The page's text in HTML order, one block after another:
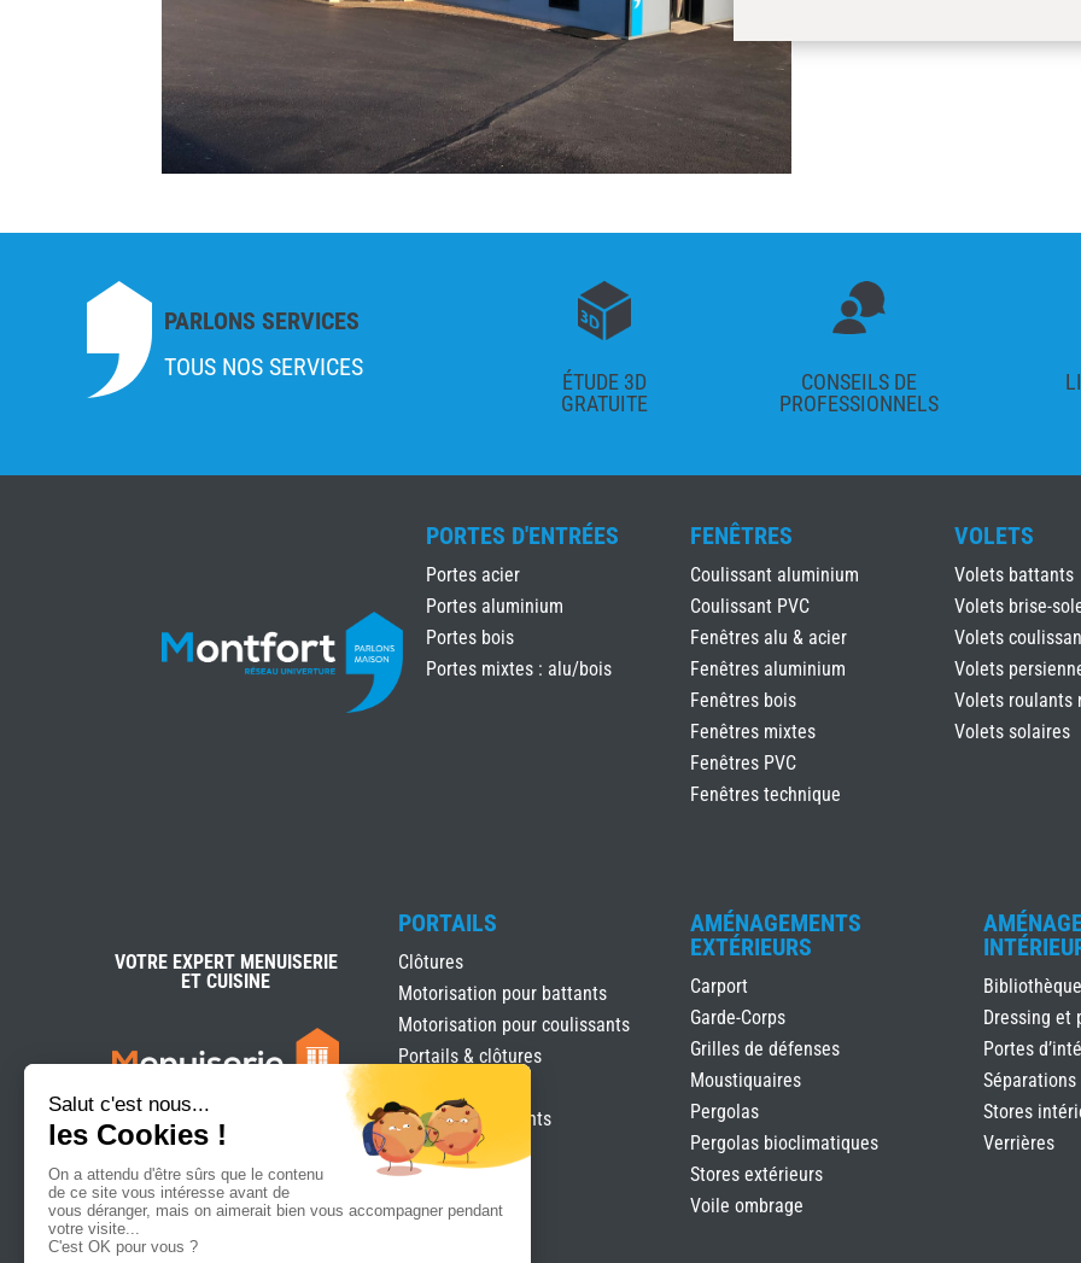
PARLONS SERVICES
TOUS NOS SERVICES
ÉTUDE 3D
GRATUITE
CONSEILS DE
PROFESSIONNELS
PORTES D'ENTRÉES
Portes acier
Portes aluminium
Portes bois
Portes mixtes : alu/bois
FENÊTRES
Coulissant aluminium
Coulissant PVC
Fenêtres alu & acier
Fenêtres aluminium
Fenêtres bois
Fenêtres mixtes
Fenêtres PVC
Fenêtres technique
VOLETS
Volets battants
Volets brise-
Volets
Volets
Volets roulants
Volets solaires
VOTRE EXPERT MENUISERIE
ET CUISINE
PORTAILS
Clôtures
Motorisation pour battants
Motorisation pour coulissants
Portails & clôtures
Portails coulissants
AMÉNAGEMENTS
EXTÉRIEURS
Carport
Garde-Corps
Grilles de défenses
Moustiquaires
Pergolas
Pergolas bioclimatiques
Stores extérieurs
Voile ombrage
Dressing et
Portes
Stores
Verrières